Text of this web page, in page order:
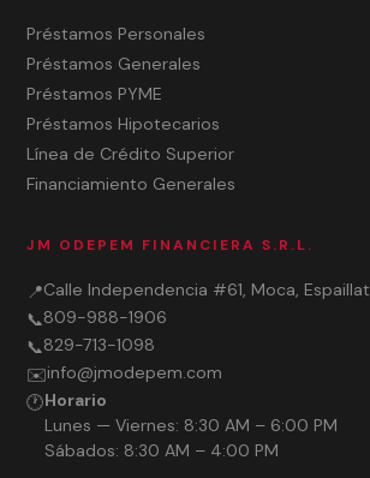
Préstamos Personales
Préstamos Generales
Préstamos PYME
Préstamos Hipotecarios
Línea de Crédito Superior
Financiamiento Generales
JM ODEPEM FINANCIERA S.R.L.
📍Calle Independencia #61, Moca, Espaillat
📞809-988-1906
📞829-713-1098
✉️info@jmodepem.com
🕐Horario
Lunes — Viernes: 8:30 AM – 6:00 PM
Sábados: 8:30 AM – 4:00 PM